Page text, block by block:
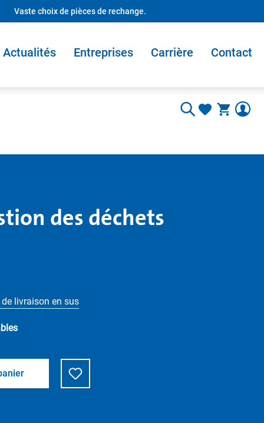
Vaste choix de pièces de rechange.
Actualités Entreprises Carrière Contact
des déchets
livraison en sus